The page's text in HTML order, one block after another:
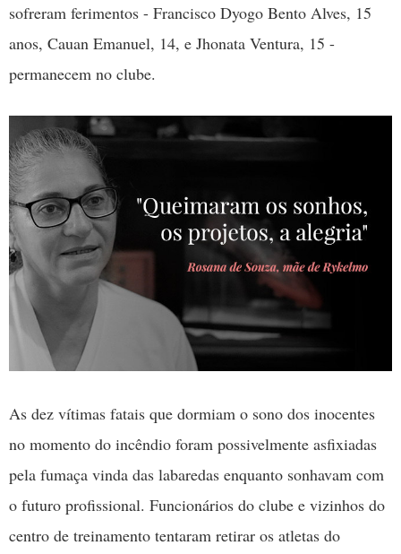
sofreram ferimentos - Francisco Dyogo Bento Alves, 15
anos, Cauan Emanuel, 14, e Jhonata Ventura, 15 -
permanecem no clube.
As dez vítimas fatais que dormiam o sono dos inocentes
no momento do incêndio foram possivelmente asfixiadas
pela fumaça vinda das labaredas enquanto sonhavam com
o futuro profissional. Funcionários do clube e vizinhos do
centro de treinamento tentaram retirar os atletas do